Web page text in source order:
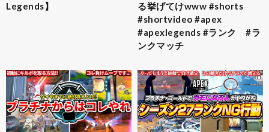
Legends】
る挙げてけwww #shorts
#shortvideo #apex
#apexlegends #ランク #ラ
ンクマッチ